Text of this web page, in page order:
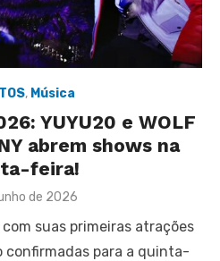
, Música
YUYU20 e WOLF
abrem shows na
feira!
de 2026
suas primeiras atrações
confirmadas para a quinta-